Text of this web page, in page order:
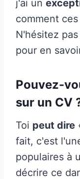
j'ai un
comment
N'hésitez
pour en
Pouvez-
sur un CV
Toi peut dire
fait, c'est
populaires à
décrire ce